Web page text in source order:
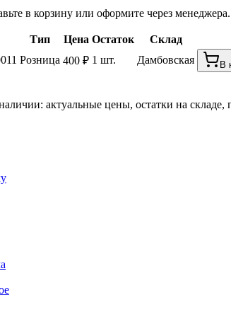
в корзину или оформите через менеджера.
Тип Цена Остаток
Склад
Розница 400 ₽ 1 шт. Дамбовская В
актуальные цены, остатки на